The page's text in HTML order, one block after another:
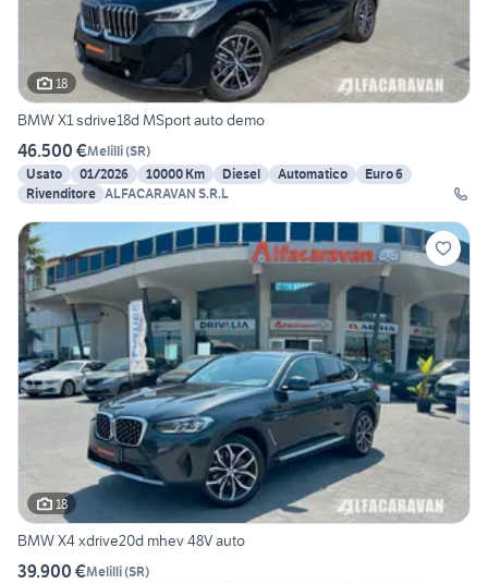
18
BMW X1 sdrive18d MSport auto demo
46.500 €Melilli(SR)
Usato
01/2026 10000 Km Diesel Automatico
Euro 6
Rivenditore ALFACARAVAN S.R.L
18
BMW X4 xdrive20d mhev 48V auto
39.900 €Melilli(SR)